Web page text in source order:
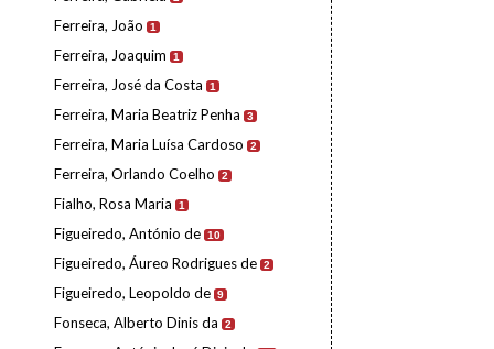
Ferreira, João 1
Ferreira, Joaquim 1
Ferreira, José da Costa 1
Ferreira, Maria Beatriz Penha 3
Ferreira, Maria Luísa Cardoso 2
Ferreira, Orlando Coelho 2
Fialho, Rosa Maria 1
Figueiredo, António de 10
Figueiredo, Áureo Rodrigues de 2
Figueiredo, Leopoldo de 9
Fonseca, Alberto Dinis da 2